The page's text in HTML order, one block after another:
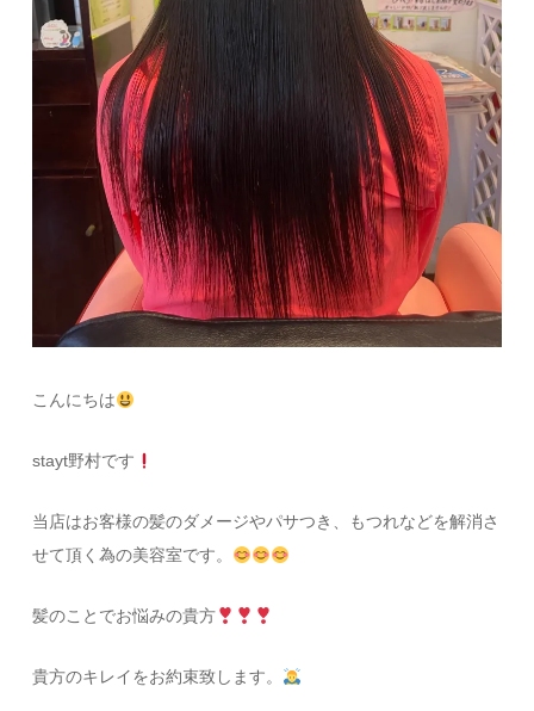
こんにちは
stayt野村です
当店はお客様の髪のダメージやパサつき、もつれなどを解消さ
せて頂く為の美容室です。
髪のことでお悩みの貴方
貴方のキレイをお約束致します。